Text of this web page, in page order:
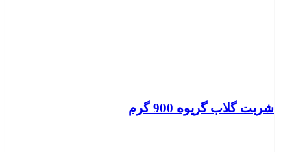
شربت گلاب گریوه 900 گرم